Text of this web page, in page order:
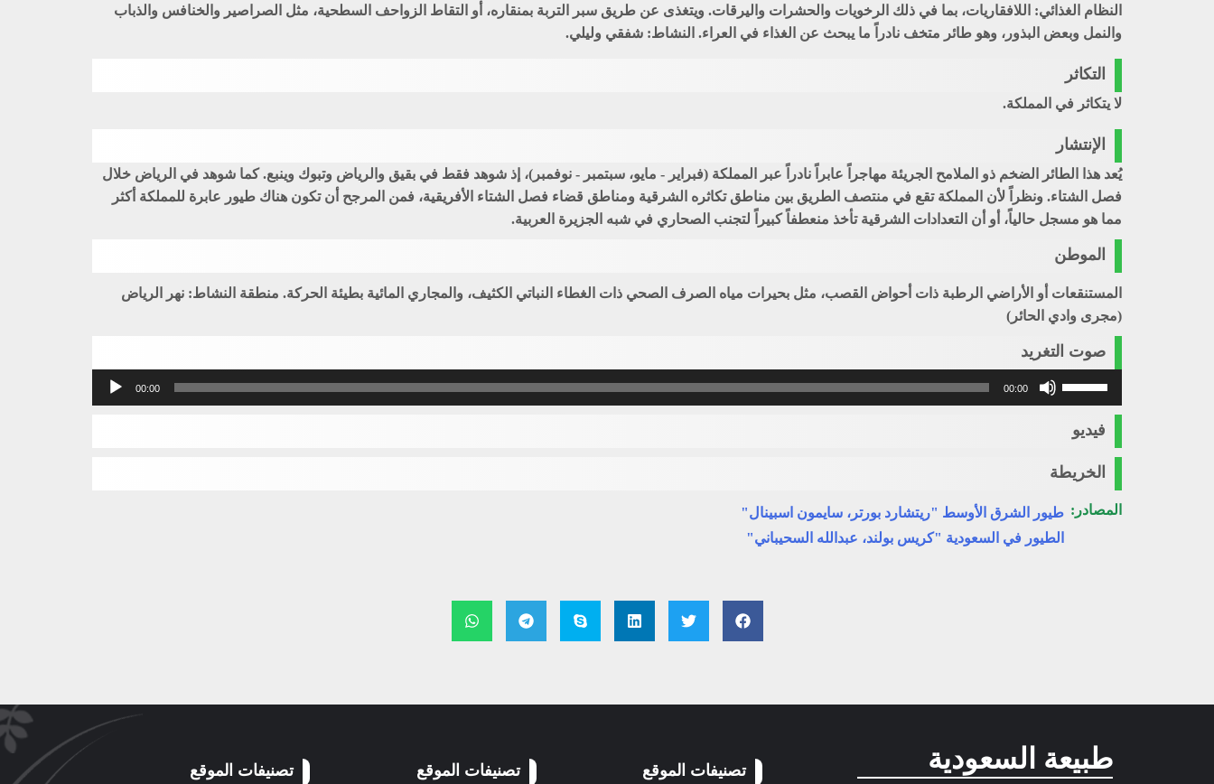
النظام الغذائي: اللافقاريات، بما في ذلك الرخويات والحشرات واليرقات. ويتغذى عن طريق سبر التربة بمنقاره، أو التقاط الزواحف السطحية، مثل الصراصير والخنافس والذباب
والنمل وبعض البذور، وهو طائر متخف نادراً ما يبحث عن الغذاء في العراء. النشاط: شفقي وليلي.
التكاثر
لا يتكاثر في المملكة.
الإنتشار
يُعد هذا الطائر الضخم ذو الملامح الجريئة مهاجراً عابراً نادراً عبر المملكة (فبراير - مايو، سبتمبر - نوفمبر)، إذ شوهد فقط في بقيق والرياض وتبوك وينبع. كما شوهد في الرياض خلال
فصل الشتاء. ونظراً لأن المملكة تقع في منتصف الطريق بين مناطق تكاثره الشرقية ومناطق قضاء فصل الشتاء الأفريقية، فمن المرجح أن تكون هناك طيور عابرة للمملكة أكثر
مما هو مسجل حالياً، أو أن التعدادات الشرقية تأخذ منعطفاً كبيراً لتجنب الصحاري في شبه الجزيرة العربية.
الموطن
المستنقعات أو الأراضي الرطبة ذات أحواض القصب، مثل بحيرات مياه الصرف الصحي ذات الغطاء النباتي الكثيف، والمجاري المائية بطيئة الحركة. منطقة النشاط: نهر الرياض
(مجرى وادي الحائر)
صوت التغريد
مشغل
الصوت
00:00 00:00
الأسهم
أعلى/
أسفل
لزيادة
أو
خفض
فيديو
الخريطة
المصادر: طيور الشرق الأوسط "ريتشارد بورتر، سايمون اسبينال"
الطيور في السعودية "كريس بولند، عبدالله السحيباني"
طبيعة السعودية تصنيفات الموقع تصنيفات الموقع تصنيفات الموقع